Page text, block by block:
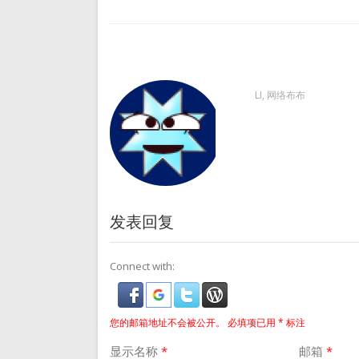
LI, 网络布布
发表回复
Connect with:
您的邮箱地址不会被公开。 必填项已用 * 标注
显示名称 * 邮箱 *